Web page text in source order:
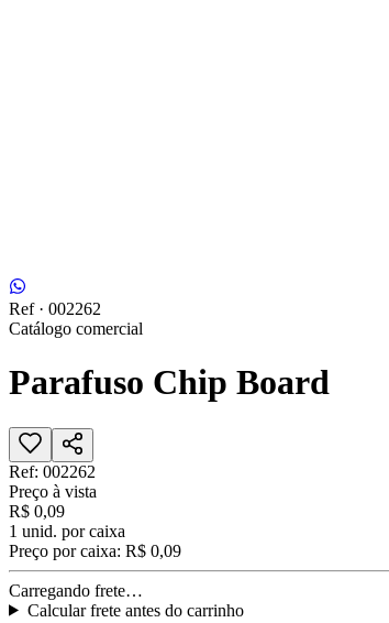
Ref · 002262
Catálogo comercial
Parafuso Chip Board
Ref: 002262
Preço à vista
R$ 0,09
1 unid. por caixa
Preço por caixa: R$ 0,09
Carregando frete…
Calcular frete antes do carrinho